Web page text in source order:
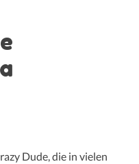
Dude, die in vielen